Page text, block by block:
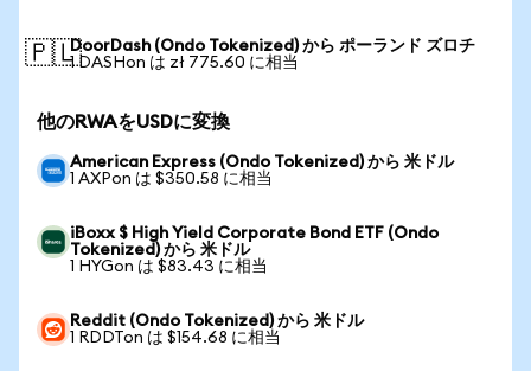
🇵🇱DoorDash (Ondo Tokenized) から ポーランド ズロチ
1 DASHon は zł 775.60 に相当
他のRWAをUSDに変換
American Express (Ondo Tokenized) から 米ドル
1 AXPon は $350.58 に相当
iBoxx $ High Yield Corporate Bond ETF (Ondo
Tokenized) から 米ドル
1 HYGon は $83.43 に相当
Reddit (Ondo Tokenized) から 米ドル
1 RDDTon は $154.68 に相当